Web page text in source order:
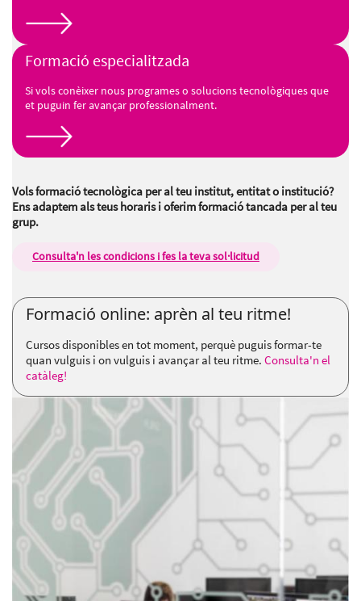
Formació especialitzada
Si vols conèixer nous programes o solucions tecnològiques que
et puguin fer avançar professionalment.
Vols formació tecnològica per al teu institut, entitat o institució?
Ens adaptem als teus horaris i oferim formació tancada per al teu
grup.
Consulta'n les condicions i fes la teva sol·licitud
Formació online: aprèn al teu ritme!
Cursos disponibles en tot moment, perquè puguis formar-te
quan vulguis i on vulguis i avançar al teu ritme. Consulta'n el
catàleg!